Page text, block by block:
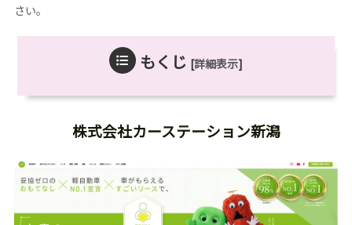
さい。
もくじ [詳細表示]
株式会社カーステーション新潟